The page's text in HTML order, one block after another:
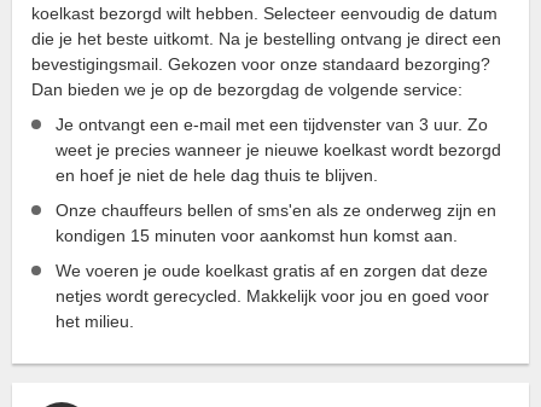
koelkast bezorgd wilt hebben. Selecteer eenvoudig de datum
die je het beste uitkomt. Na je bestelling ontvang je direct een
bevestigingsmail. Gekozen voor onze standaard bezorging?
Dan bieden we je op de bezorgdag de volgende service:
Je ontvangt een e-mail met een tijdvenster van 3 uur. Zo
weet je precies wanneer je nieuwe koelkast wordt bezorgd
en hoef je niet de hele dag thuis te blijven.
Onze chauffeurs bellen of sms'en als ze onderweg zijn en
kondigen 15 minuten voor aankomst hun komst aan.
We voeren je oude koelkast gratis af en zorgen dat deze
netjes wordt gerecycled. Makkelijk voor jou en goed voor
het milieu.